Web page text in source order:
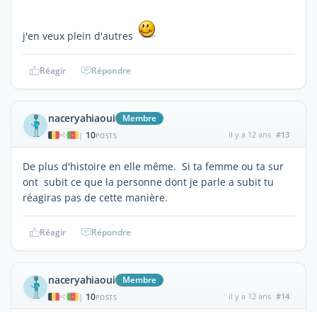
j'en veux plein d'autres
Réagir Répondre
naceryahiaoui Membre
| 10POSTS il y a 12 ans #13
De plus d'histoire en elle même. Si ta femme ou ta sur
ont subit ce que la personne dont je parle a subit tu
réagiras pas de cette manière.
Réagir Répondre
naceryahiaoui Membre
| 10POSTS il y a 12 ans #14